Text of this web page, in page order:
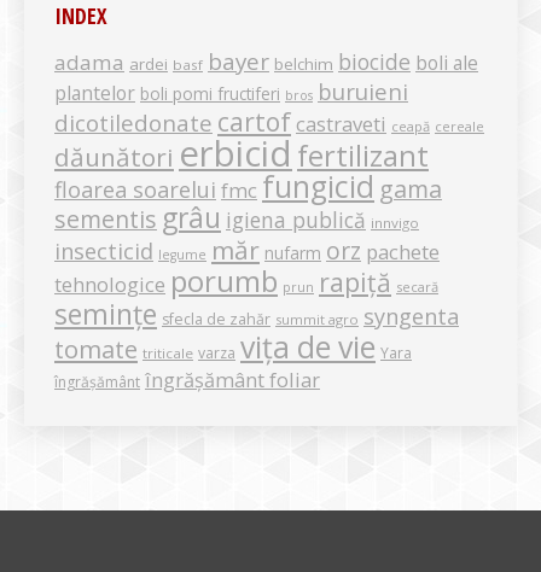
INDEX
adama ardei basf bayer belchim biocide boli ale
plantelor boli pomi fructiferi bros buruieni
dicotiledonate cartof castraveti ceapă cereale
dăunători erbicid fertilizant
floarea soarelui fmc fungicid gama
sementis grâu igiena publică innvigo
insecticid legume măr nufarm orz pachete
tehnologice porumb prun rapiță secară
semințe sfecla de zahăr summit agro syngenta
tomate triticale varza vița de vie Yara
îngrășământ îngrășământ foliar